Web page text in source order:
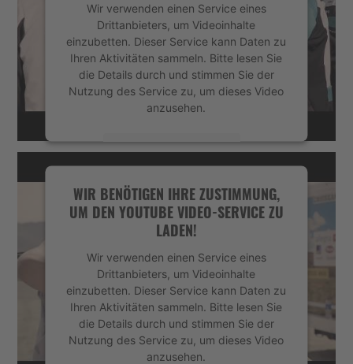
Wir verwenden einen Service eines
Drittanbieters, um Videoinhalte
einzubetten. Dieser Service kann Daten zu
Ihren Aktivitäten sammeln. Bitte lesen Sie
die Details durch und stimmen Sie der
Nutzung des Service zu, um dieses Video
anzusehen.
Akzeptieren
powered byUsercentrics Consent
Management Platform
WIR BENÖTIGEN IHRE ZUSTIMMUNG,
UM DEN YOUTUBE VIDEO-SERVICE ZU
LADEN!
Wir verwenden einen Service eines
Drittanbieters, um Videoinhalte
einzubetten. Dieser Service kann Daten zu
Ihren Aktivitäten sammeln. Bitte lesen Sie
die Details durch und stimmen Sie der
Nutzung des Service zu, um dieses Video
anzusehen.